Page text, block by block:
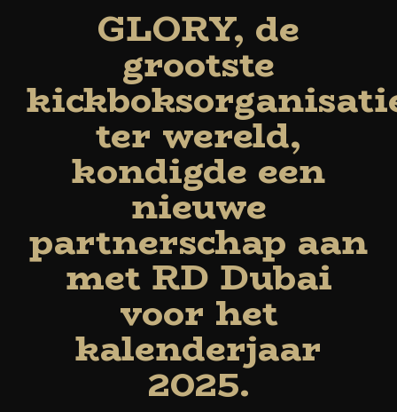
GLORY, de
grootste
ter wereld,
kondigde een
nieuwe
partnerschap aan
met RD Dubai
voor het
kalenderjaar
2025.